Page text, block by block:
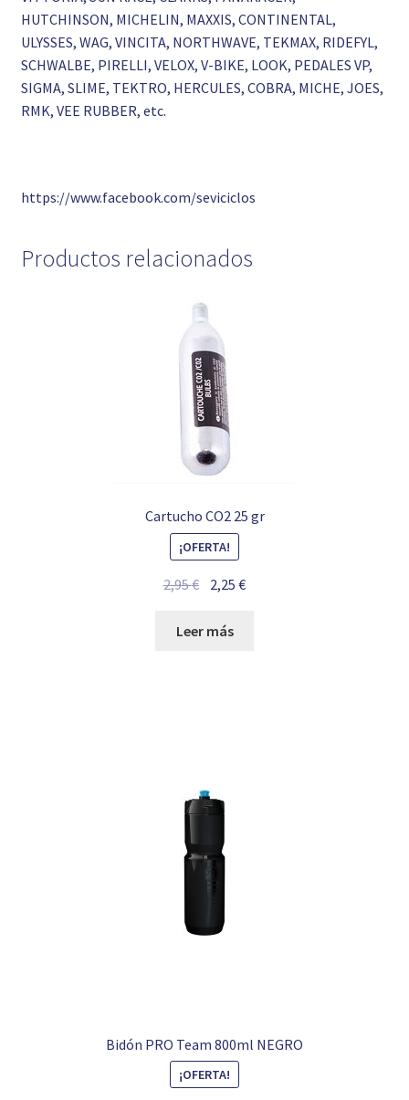
HUTCHINSON, MICHELIN, MAXXIS, CONTINENTAL,
ULYSSES, WAG, VINCITA, NORTHWAVE, TEKMAX, RIDEFYL,
SCHWALBE, PIRELLI, VELOX, V-BIKE, LOOK, PEDALES VP,
SIGMA, SLIME, TEKTRO, HERCULES, COBRA, MICHE, JOES,
RMK, VEE RUBBER, etc.
https://www.facebook.com/seviciclos
Productos relacionados
Cartucho CO2 25 gr
¡OFERTA!
2,95€ El
original
2,25€El
Leer más
Bidón PRO Team 800ml NEGRO
¡OFERTA!